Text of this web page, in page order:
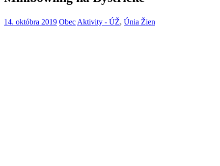
14. októbra 2019 Obec Aktivity - ÚŽ, Únia Žien